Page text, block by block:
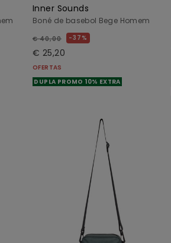
Inner Sounds
Boné de basebol Bege Homem
€ 40,00 37%
€ 25,20
OFERTAS
DUPLA PROMO 10% EXTRA